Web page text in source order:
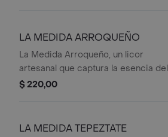
LA MEDIDA ARROQUEÑO
La Medida Arroqueño, un licor
artesanal que captura la esencia del
agave en cada sorbo.
$ 220,00
LA MEDIDA TEPEZTATE